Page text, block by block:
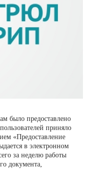
было предоставлено
приняло
«Предоставление
в электронном
за неделю работы
документа,